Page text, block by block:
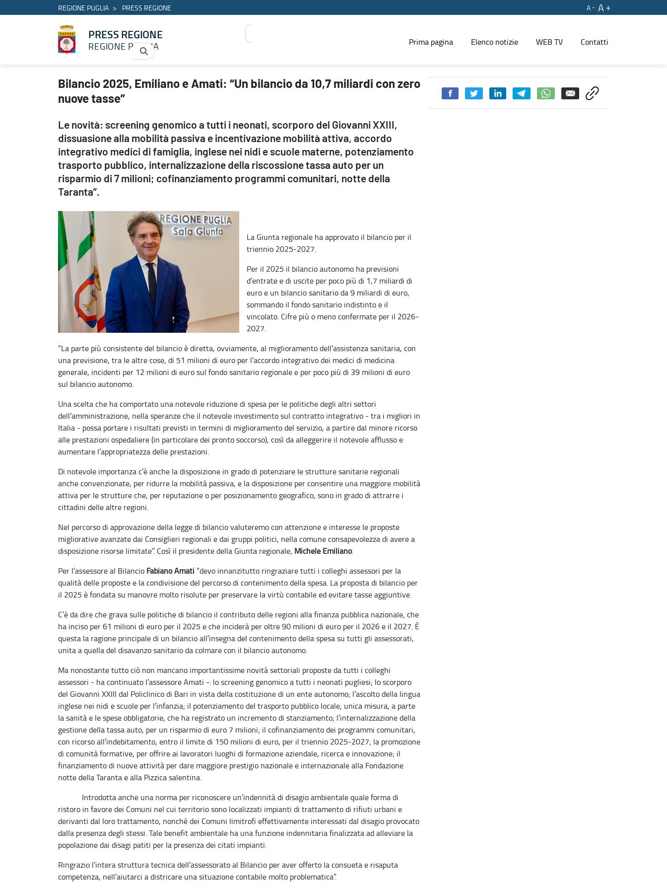
REGIONE PUGLIA PRESS REGIONE A
A
PRESS REGIONE
REGIONE PUGLIA Prima pagina Elenco notizie WEB TV Contatti
Bilancio 2025, Emiliano e Amati: “Un bilancio da 10,7 miliardi con zero nuove tasse” - PRESS REGIONE
Bilancio 2025, Emiliano e Amati: “Un bilancio da 10,7 miliardi con zero
nuove tasse”
Le novità: screening genomico a tutti i neonati, scorporo del Giovanni XXIII,
dissuasione alla mobilità passiva e incentivazione mobilità attiva, accordo
integrativo medici di famiglia, inglese nei nidi e scuole materne, potenziamento
trasporto pubblico, internalizzazione della riscossione tassa auto per un
risparmio di 7 milioni; cofinanziamento programmi comunitari, notte della
Taranta”.
La Giunta regionale ha approvato il bilancio per il
triennio 2025-2027.
Per il 2025 il bilancio autonomo ha previsioni
d’entrate e di uscite per poco più di 1,7 miliardi di
euro e un bilancio sanitario da 9 miliardi di euro,
sommando il fondo sanitario indistinto e il
vincolato. Cifre più o meno confermate per il 2026-
2027.
“La parte più consistente del bilancio è diretta, ovviamente, al miglioramento dell’assistenza sanitaria, con
una previsione, tra le altre cose, di 51 milioni di euro per l’accordo integrativo dei medici di medicina
generale, incidenti per 12 milioni di euro sul fondo sanitario regionale e per poco più di 39 milioni di euro
sul bilancio autonomo.
Una scelta che ha comportato una notevole riduzione di spesa per le politiche degli altri settori
dell’amministrazione, nella speranze che il notevole investimento sul contratto integrativo - tra i migliori in
Italia - possa portare i risultati previsti in termini di miglioramento del servizio, a partire dal minore ricorso
alle prestazioni ospedaliere (in particolare dei pronto soccorso), così da alleggerire il notevole afflusso e
aumentare l’appropriatezza delle prestazioni.
Di notevole importanza c’è anche la disposizione in grado di potenziare le strutture sanitarie regionali
anche convenzionate, per ridurre la mobilità passiva, e la disposizione per consentire una maggiore mobilità
attiva per le strutture che, per reputazione o per posizionamento geografico, sono in grado di attrarre i
cittadini delle altre regioni.
Nel percorso di approvazione della legge di bilancio valuteremo con attenzione e interesse le proposte
migliorative avanzate dai Consiglieri regionali e dai gruppi politici, nella comune consapevolezza di avere a
disposizione risorse limitate”. Così il presidente della Giunta regionale, Michele Emiliano.
Per l’assessore al Bilancio Fabiano Amati “devo innanzitutto ringraziare tutti i colleghi assessori per la
qualità delle proposte e la condivisione del percorso di contenimento della spesa. La proposta di bilancio per
il 2025 è fondata su manovre molto risolute per preservare la virtù contabile ed evitare tasse aggiuntive.
C’è da dire che grava sulle politiche di bilancio il contributo delle regioni alla finanza pubblica nazionale, che
ha inciso per 61 milioni di euro per il 2025 e che inciderà per oltre 90 milioni di euro per il 2026 e il 2027. È
questa la ragione principale di un bilancio all’insegna del contenimento della spesa su tutti gli assessorati,
unita a quella del disavanzo sanitario da colmare con il bilancio autonomo.
Ma nonostante tutto ciò non mancano importantissime novità settoriali proposte da tutti i colleghi
assessori - ha continuato l’assessore Amati -: lo screening genomico a tutti i neonati pugliesi; lo scorporo
del Giovanni XXIII dal Policlinico di Bari in vista della costituzione di un ente autonomo; l’ascolto della lingua
inglese nei nidi e scuole per l’infanzia; il potenziamento del trasporto pubblico locale, unica misura, a parte
la sanità e le spese obbligatorie, che ha registrato un incremento di stanziamento; l’internalizzazione della
gestione della tassa auto, per un risparmio di euro 7 milioni; il cofinanziamento dei programmi comunitari,
con ricorso all’indebitamento, entro il limite di 150 milioni di euro, per il triennio 2025-2027; la promozione
di comunità formative, per offrire ai lavoratori luoghi di formazione aziendale, ricerca e innovazione; il
finanziamento di nuove attività per dare maggiore prestigio nazionale e internazionale alla Fondazione
notte della Taranta e alla Pizzica salentina.
Introdotta anche una norma per riconoscere un’indennità di disagio ambientale quale forma di
ristoro in favore dei Comuni nel cui territorio sono localizzati impianti di trattamento di rifiuti urbani e
derivanti dal loro trattamento, nonché dei Comuni limitrofi effettivamente interessati dal disagio provocato
dalla presenza degli stessi. Tale benefit ambientale ha una funzione indennitaria finalizzata ad alleviare la
popolazione dai disagi patiti per la presenza dei citati impianti.
Ringrazio l’intera struttura tecnica dell’assessorato al Bilancio per aver offerto la consueta e risaputa
competenza, nell’aiutarci a districare una situazione contabile molto problematica”.